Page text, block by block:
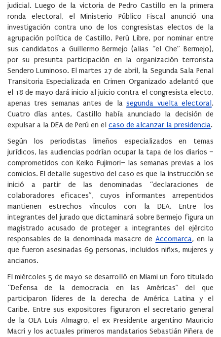
judicial. Luego de la victoria de Pedro Castillo en la primera
ronda electoral, el Ministerio Público Fiscal anunció una
investigación contra uno de los congresistas electos de la
agrupación política de Castillo, Perú Libre, por nominar entre
sus candidatos a Guillermo Bermejo (alias “el Che” Bermejo),
por su presunta participación en la organización terrorista
Sendero Luminoso. El martes 27 de abril, la Segunda Sala Penal
Transitoria Especializada en Crimen Organizado adelantó que
el 18 de mayo dará inicio al juicio contra el congresista electo,
apenas tres semanas antes de lasegunda vuelta electoral.
Cuatro días antes, Castillo había anunciado la decisión de
expulsar a la DEA de Perú en el caso de alcanzar la presidencia.
Según los periodistas limeños especializados en temas
jurídicos, las audiencias podrían ocupar la tapa de los diarios –
comprometidos con Keiko Fujimori– las semanas previas a los
comicios. El detalle sugestivo del caso es que la instrucción se
inició a partir de las denominadas “declaraciones de
colaboradores eficaces”, cuyos informantes arrepentidos
mantienen estrechos vínculos con la DEA. Entre los
integrantes del jurado que dictaminará sobre Bermejo figura un
magistrado acusado de proteger a integrantes del ejército
responsables de la denominada masacre deAccomarca, en la
que fueron asesinadas 69 personas, incluidos niñxs, mujeres y
ancianos.
El miércoles 5 de mayo se desarrolló en Miami un foro titulado
“Defensa de la democracia en las Américas” del que
participaron líderes de la derecha de América Latina y el
Caribe. Entre sus expositores figuraron el secretario general
de la OEA Luis Almagro, el ex Presidente argentino Mauricio
Macri y los actuales primeros mandatarios Sebastián Piñera de